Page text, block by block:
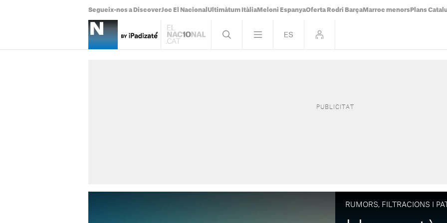
Segueix-nos a DiscoverJoc El Nacional Ultimàtum Itàlia Meloni EspanyaOferta Rodri Barça Marroc menors Plans
RUMORS, FILTRACIONS I